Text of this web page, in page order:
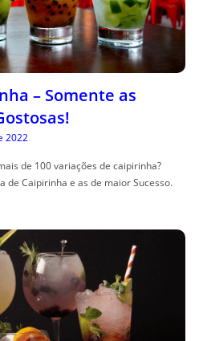
– Somente as
2022
de 100 variações de caipirinha?
de Caipirinha e as de maior Sucesso.